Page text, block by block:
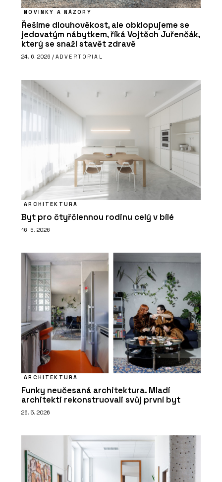
NOVINKY A NÁZORY
Řešíme dlouhověkost, ale obklopujeme se
jedovatým nábytkem, říká Vojtěch Juřenčák,
který se snaží stavět zdravě
24. 6. 2026 / ADVERTORIAL
ARCHITEKTURA
Byt pro čtyřčlennou rodinu celý v bílé
16. 6. 2026
ARCHITEKTURA
Funky neučesaná architektura. Mladí
architekti rekonstruovali svůj první byt
26. 5. 2026